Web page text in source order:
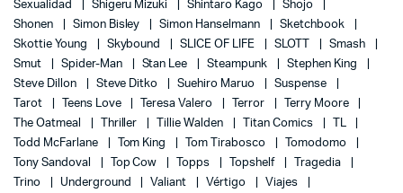
Sexualidad
Shigeru Mizuki Shintaro Kago
Shojo
Shonen
Simon Bisley Simon Hanselmann
Sketchbook
Skottie Young
Skybound SLICE OF LIFE SLOTT
Smash
Smut
Spider-Man Stan Lee Steampunk
Stephen King
Steve Dillon
Steve Ditko Suehiro Maruo
Suspense
Tarot
Teens Love Teresa Valero Terror
Terry Moore
The Oatmeal
Thriller Tillie Walden Titan Comics
TL
Todd McFarlane
Tom King Tom Tirabosco
Tomodomo
Tony Sandoval
Top Cow Topps Topshelf
Tragedia
Trino
Underground Valiant Vértigo Viajes